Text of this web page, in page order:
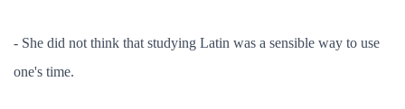
- She did not think that studying Latin was a sensible way to use
one's time.